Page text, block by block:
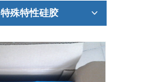
ꀁ
特殊特性硅胶